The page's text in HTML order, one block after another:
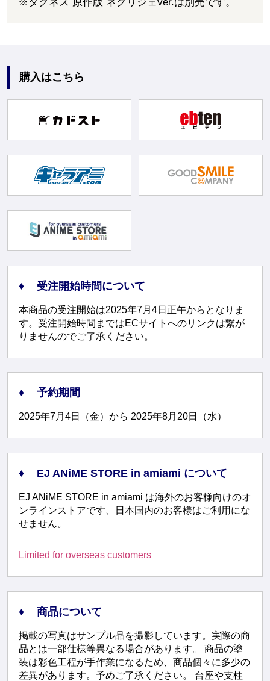
購入はこちら
受注開始時間について
本商品の受注開始は2025年7月4日正午からとなりま
す。受注開始時間まではECサイトへのリンクは繋が
りませんのでご了承ください。
予約期間
2025年7月4日（金）から 2025年8月20日（水）
EJ ANiME STORE in amiami について
EJ ANiME STORE in amiami は海外のお客様向けのオ
ンラインストアです、日本国内のお客様はご利用にな
せません。
Limited for overseas customers
商品について
掲載の写真はサンプル品を撮影しています。実際の商
品とは一部仕様等異なる場合があります。 商品の塗
装は彩色工程が手作業になるため、商品個々に多少の
差異があります。予めご了承ください。 台座や支柱